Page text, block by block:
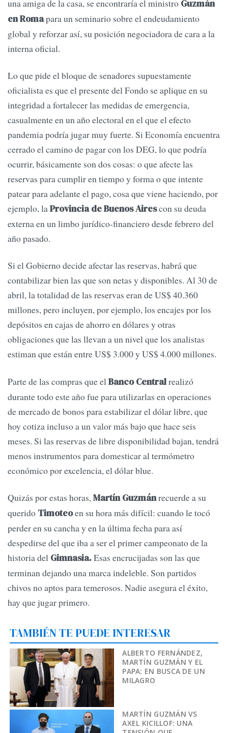
una amiga de la casa, se encontraría el ministro Guzmán
en Romapara un seminario sobre el endeudamiento
global y reforzar así, su posición negociadora de cara a la
interna oficial.
Lo que pide el bloque de senadores supuestamente
oficialista es que el presente del Fondo se aplique en su
integridad a fortalecer las medidas de emergencia,
casualmente en un año electoral en el que el efecto
pandemia podría jugar muy fuerte. Si Economía encuentra
cerrado el camino de pagar con los DEG, lo que podría
ocurrir, básicamente son dos cosas: o que afecte las
reservas para cumplir en tiempo y forma o que intente
patear para adelante el pago, cosa que viene haciendo, por
ejemplo, laProvincia de Buenos Airescon su deuda
externa en un limbo jurídico-financiero desde febrero del
año pasado.
Si el Gobierno decide afectar las reservas, habrá que
contabilizar bien las que son netas y disponibles. Al 30 de
abril, la totalidad de las reservas eran de US$ 40.360
millones, pero incluyen, por ejemplo, los encajes por los
depósitos en cajas de ahorro en dólares y otras
obligaciones que las llevan a un nivel que los analistas
estiman que están entre US$ 3.000 y US$ 4.000 millones.
Parte de las compras que elBanco Centralrealizó
durante todo este año fue para utilizarlas en operaciones
de mercado de bonos para estabilizar el dólar libre, que
hoy cotiza incluso a un valor más bajo que hace seis
meses. Si las reservas de libre disponibilidad bajan, tendrá
menos instrumentos para domesticar al termómetro
económico por excelencia, el dólar blue.
Quizás por estas horas,Martín Guzmánrecuerde a su
querido Timoteoen su hora más difícil: cuando le tocó
perder en su cancha y en la última fecha para así
despedirse del que iba a ser el primer campeonato de la
historia del Gimnasia.Esas encrucijadas son las que
terminan dejando una marca indeleble. Son partidos
chivos no aptos para temerosos. Nadie asegura el éxito,
hay que jugar primero.
TAMBIÉN TE PUEDE INTERESAR
ALBERTO FERNÁNDEZ,
MARTÍN GUZMÁN Y EL
PAPA: EN BUSCA DE UN
MILAGRO
MARTÍN GUZMÁN VS
AXEL KICILLOF: UNA